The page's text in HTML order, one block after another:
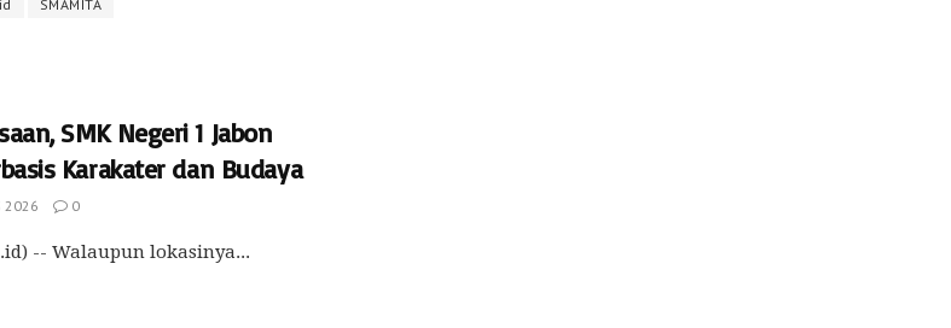
SMAMITA
SMK Negeri 1 Jabon
Karakater dan Budaya
2026 0
-- Walaupun lokasinya...